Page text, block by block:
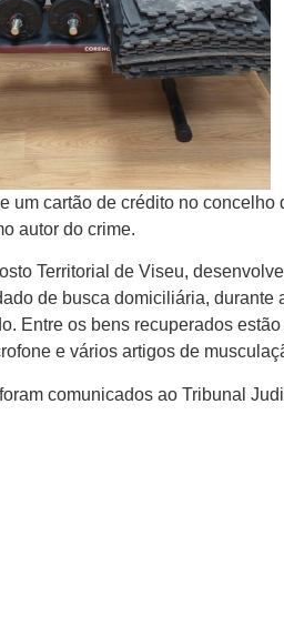
um cartão de crédito no concelho
autor do crime.
Territorial de Viseu,
de busca domiciliária, durante
Entre os bens recuperados
e vários artigos de
comunicados ao Tribunal